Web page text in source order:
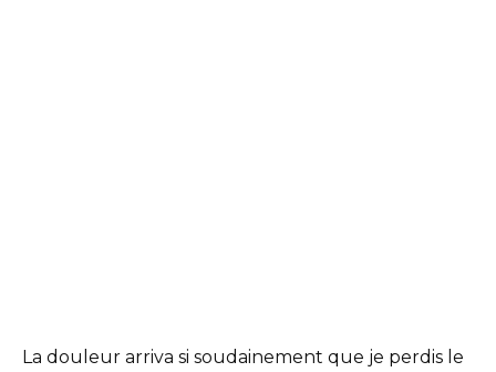
La douleur arriva si soudainement que je perdis le